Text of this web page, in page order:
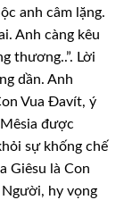
anh câm lặng.
Anh càng kêu
thương..”. Lời
dần. Anh
Vua Đavít, ý
được
sự khống chế
Giêsu là Con
hy vọng